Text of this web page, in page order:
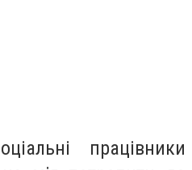
працівники